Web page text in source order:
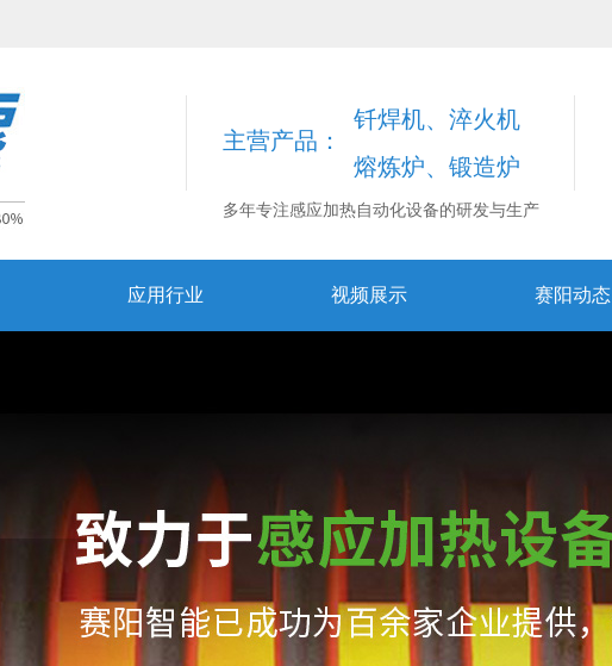
主营产品：
钎焊机、淬火机
熔炼炉、锻造炉
多年专注感应加热自动化设备的研发与生产
应用行业 视频展示 赛阳动态